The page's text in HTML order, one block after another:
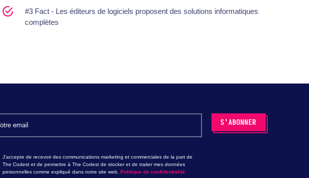
#3 Fact - Les éditeurs de logiciels proposent des solutions informatiques
complètes
J'accepte de recevoir des communications marketing et commerciales de la part de
The Codest et de permettre à The Codest de stocker et de traiter mes données
personnelles comme expliqué dans notre site web.Politique de confidentialité.